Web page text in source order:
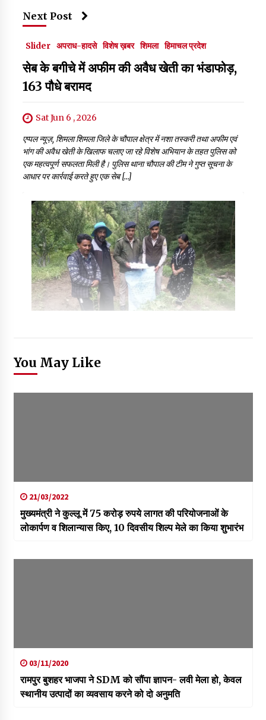
Next Post
Slider अपराध-हादसे विशेष ख़बर शिमला हिमाचल प्रदेश
सेब के बगीचे में अफीम की अवैध खेती का भंडाफोड़,
163 पौधे बरामद
Sat Jun 6 , 2026
एप्पल न्यूज़, शिमला शिमला जिले के चौपाल क्षेत्र में नशा तस्करी तथा अफीम एवं
भांग की अवैध खेती के खिलाफ चलाए जा रहे विशेष अभियान के तहत पुलिस को
एक महत्वपूर्ण सफलता मिली है। पुलिस थाना चौपाल की टीम ने गुप्त सूचना के
आधार पर कार्रवाई करते हुए एक सेब […]
You May Like
21/03/2022
मुख्यमंत्री ने कुल्लू में 75 करोड़ रुपये लागत की परियोजनाओं के
लोकार्पण व शिलान्यास किए, 10 दिवसीय शिल्प मेले का किया शुभारंभ
03/11/2020
रामपुर बुशहर भाजपा ने SDM को सौंपा ज्ञापन- लवी मेला हो, केवल
स्थानीय उत्पादों का व्यवसाय करने को दो अनुमति